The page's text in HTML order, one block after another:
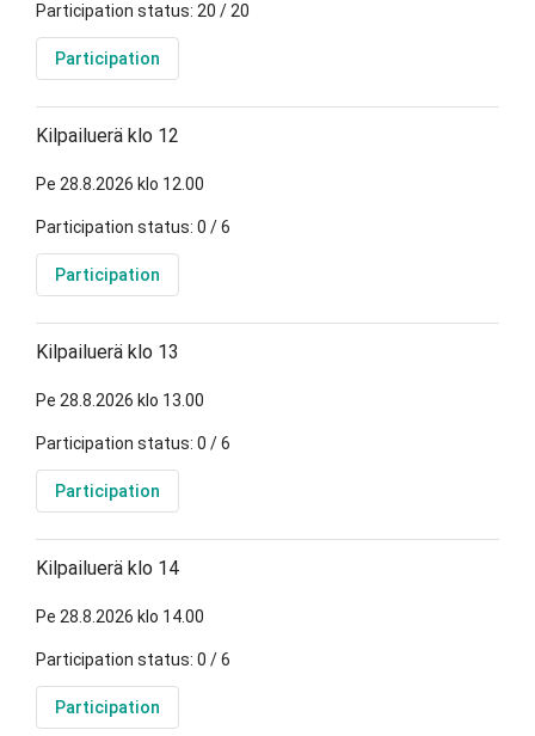
Participation status: 20 / 20
Participation
Kilpailuerä klo 12
Pe 28.8.2026 klo 12.00
Participation status: 0 / 6
Participation
Kilpailuerä klo 13
Pe 28.8.2026 klo 13.00
Participation status: 0 / 6
Participation
Kilpailuerä klo 14
Pe 28.8.2026 klo 14.00
Participation status: 0 / 6
Participation